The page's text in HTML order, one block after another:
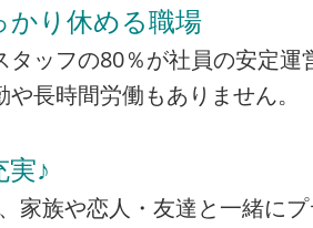
り休める職場
ッフの80％が社員の安定運
長時間労働もありません。
♪
家族や恋人・友達と一緒に